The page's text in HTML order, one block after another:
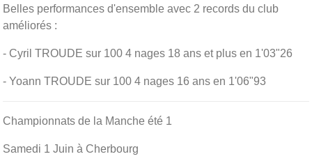
Belles performances d'ensemble avec 2 records du club
améliorés :
- Cyril TROUDE sur 100 4 nages 18 ans et plus en 1'03"26
- Yoann TROUDE sur 100 4 nages 16 ans en 1'06"93
Championnats de la Manche été 1
Samedi 1 Juin à Cherbourg